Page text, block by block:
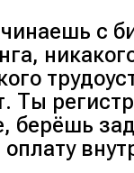
с
Ты
берёшь